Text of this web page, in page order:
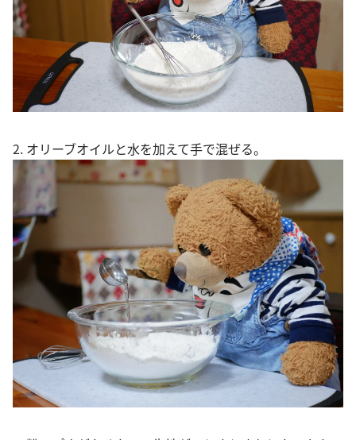
2. オリーブオイルと水を加えて手で混ぜる。